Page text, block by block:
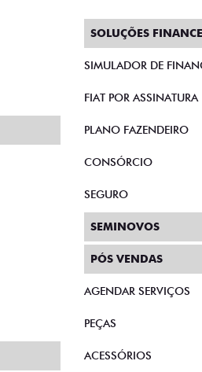
SOLUÇÕES
SIMULADOR DE
FIAT POR ASSINATURA
PLANO FAZENDEIRO
CONSÓRCIO
SEGURO
SEMINOVOS
PÓS VENDAS
AGENDAR SERVIÇOS
PEÇAS
ACESSÓRIOS